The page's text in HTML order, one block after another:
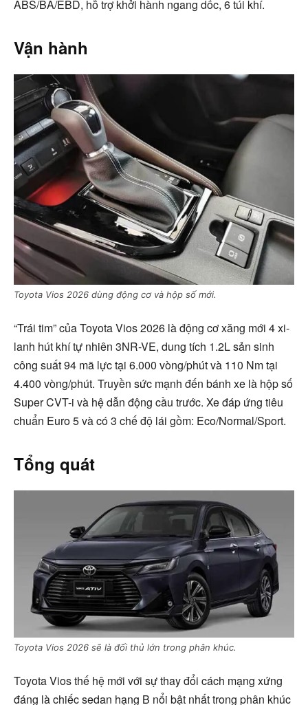
ABS/BA/EBD, hỗ trợ khởi hành ngang dốc, 6 túi khí.
Vận hành
Toyota Vios 2026 dùng động cơ và hộp số mới.
“Trái tim” của Toyota Vios 2026 là động cơ xăng mới 4 xi-
lanh hút khí tự nhiên 3NR-VE, dung tích 1.2L sản sinh
công suất 94 mã lực tại 6.000 vòng/phút và 110 Nm tại
4.400 vòng/phút. Truyền sức mạnh đến bánh xe là hộp số
Super CVT-i và hệ dẫn động cầu trước. Xe đáp ứng tiêu
chuẩn Euro 5 và có 3 chế độ lái gồm: Eco/Normal/Sport.
Tổng quát
Toyota Vios 2026 sẽ là đối thủ lớn trong phân khúc.
Toyota Vios thế hệ mới với sự thay đổi cách mạng xứng
đáng là chiếc sedan hạng B nổi bật nhất trong phân khúc